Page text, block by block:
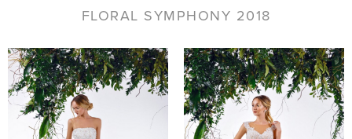
FLORAL SYMPHONY 2018